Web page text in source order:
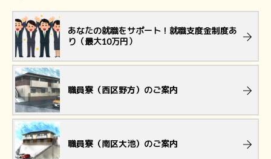
あなたの就職をサポート！就職支度金制度あ
り（最大10万円）
職員寮（西区野方）のご案内
職員寮（南区大池）のご案内